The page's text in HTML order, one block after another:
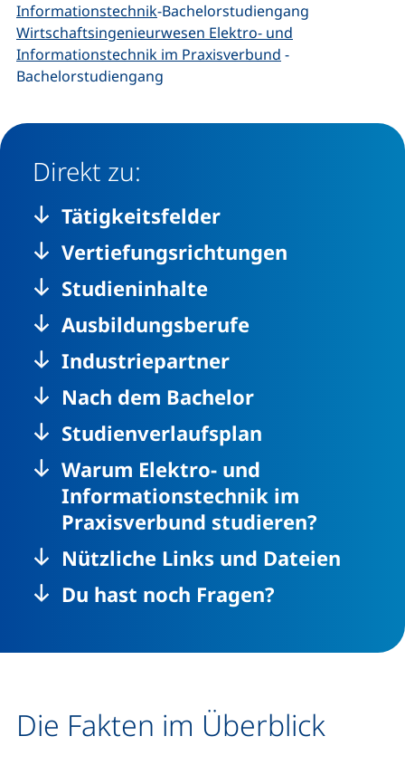
Informationstechnik-Bachelorstudiengang
Wirtschaftsingenieurwesen Elektro- und
Informationstechnik im Praxisverbund -
Bachelorstudiengang
Direkt zu:
Tätigkeitsfelder
Vertiefungsrichtungen
Studieninhalte
Ausbildungsberufe
Industriepartner
Nach dem Bachelor
Studienverlaufsplan
Warum Elektro- und
Informationstechnik im
Praxisverbund studieren?
Nützliche Links und Dateien
Du hast noch Fragen?
Die Fakten im Überblick